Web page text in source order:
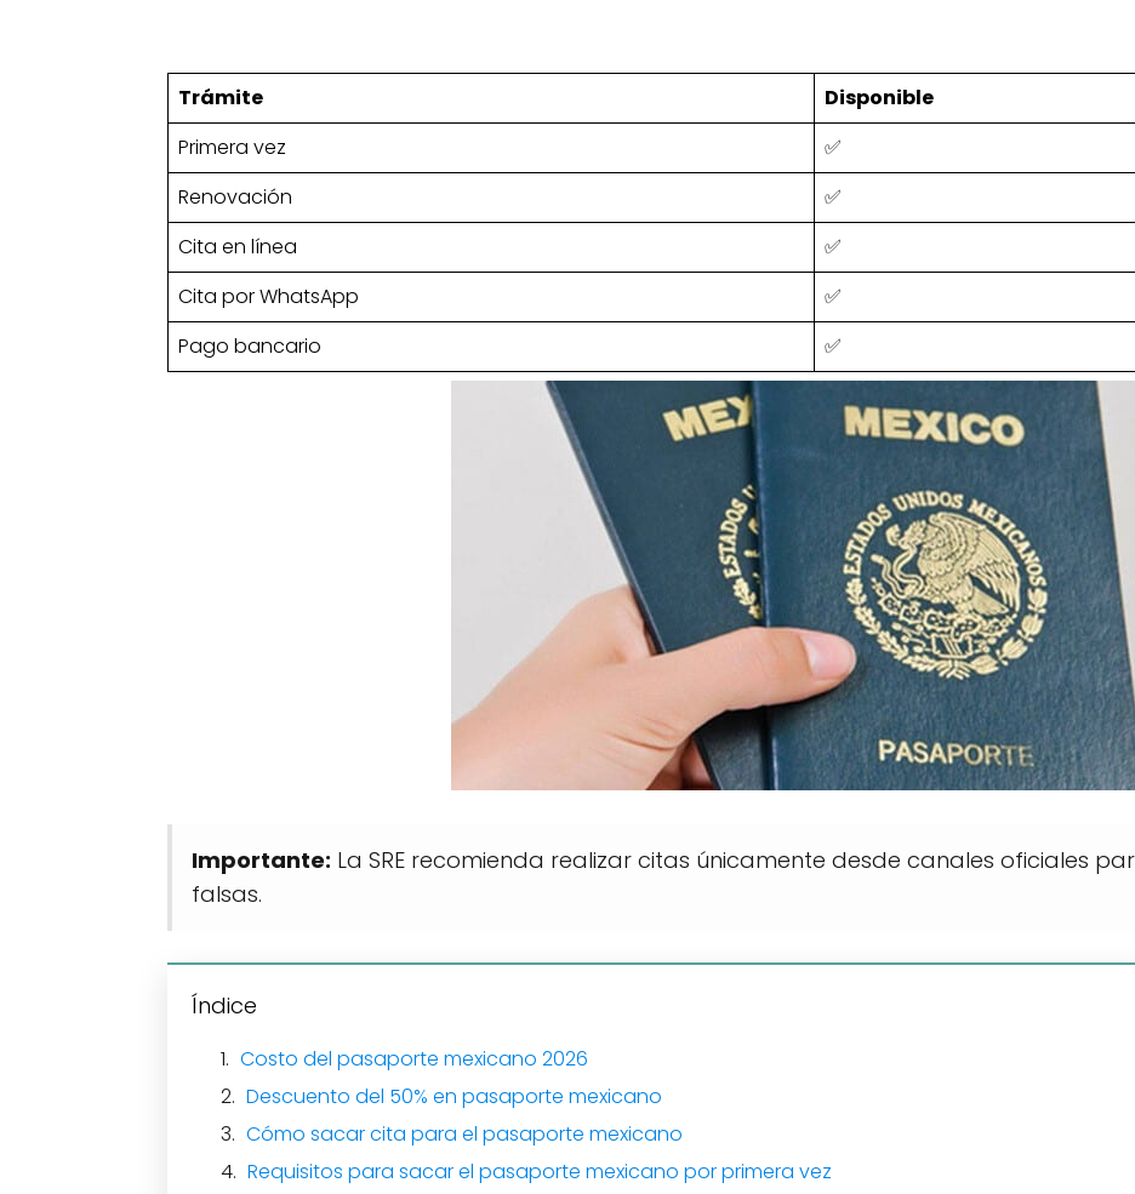
Trámite
Disponible
Primera vez
✅
Renovación
✅
Cita en línea
✅
Cita por WhatsApp
✅
Pago bancario
✅
Importante: La SRE recomienda realizar citas únicamente desde canales oficiales
falsas.
Índice
Costo del pasaporte mexicano 2026
Descuento del 50% en pasaporte mexicano
Cómo sacar cita para el pasaporte mexicano
Requisitos para sacar el pasaporte mexicano por primera vez